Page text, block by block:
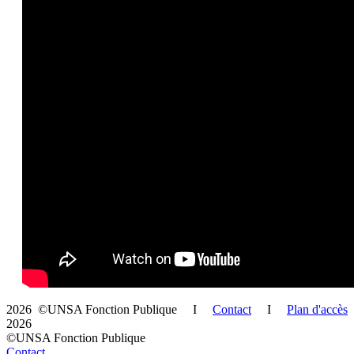
2026 ©UNSA Fonction Publique I Contact I Plan d'accès
2026
©UNSA Fonction Publique